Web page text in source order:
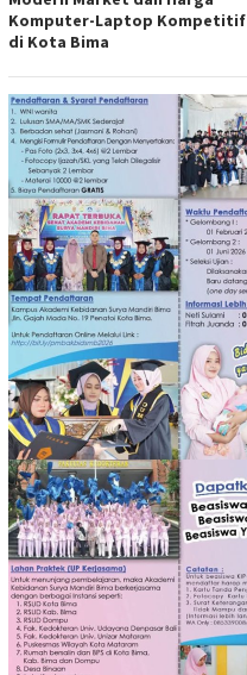
Komputer-Laptop Kompetitif
di Kota Bima